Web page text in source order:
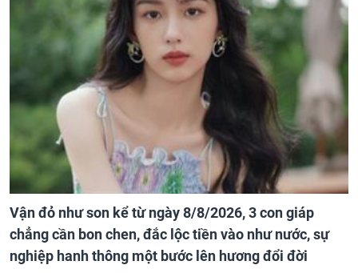
Vận đỏ như son kể từ ngày 8/8/2026, 3 con giáp
chẳng cần bon chen, đắc lộc tiền vào như nước, sự
nghiệp hanh thông một bước lên hương đổi đời